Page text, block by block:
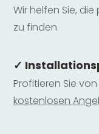
Wir helfen Sie,
zu finden
✓
Profitieren Sie
kostenlosen Ange